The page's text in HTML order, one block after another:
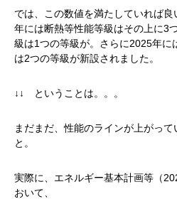
では、この数値を満たしていれば
年には断熱等性能等級はその上に3
級は1つの等級が。さらに2025年に
は2つの等級が新設されました。
↓↓ ということは。。。
まだまだ、性能のラインが上がっ
と。
実際に、エネルギー基本計画等（
おいて、